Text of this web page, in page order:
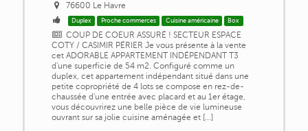
76600 Le Havre
Duplex Proche commerces Cuisine américaine Box
COUP DE COEUR ASSURÉ ! SECTEUR ESPACE
COTY / CASIMIR PÉRIER Je vous présente à la vente
cet ADORABLE APPARTEMENT INDÉPENDANT T3
d'une superficie de 54 m2. Configuré comme un
duplex, cet appartement indépendant situé dans une
petite copropriété de 4 lots se compose en rez-de-
chaussée d'une entrée avec placard et au 1er étage,
vous découvrirez une belle pièce de vie lumineuse
ouvrant sur sa jolie cuisine aménagée et [...]